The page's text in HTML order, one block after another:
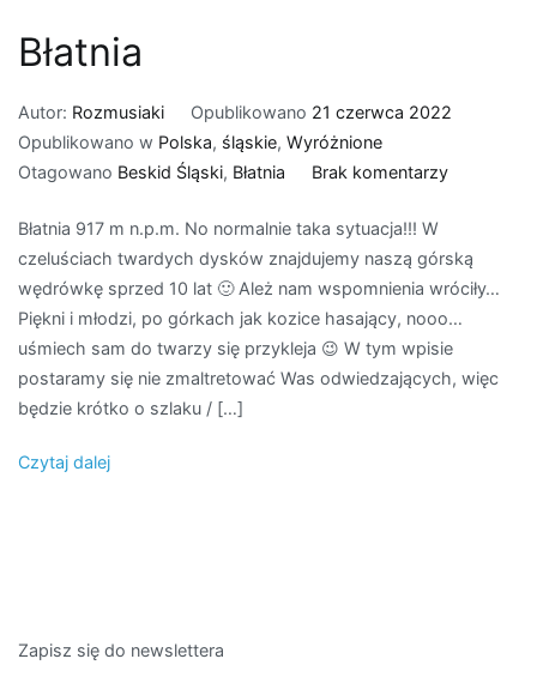
Błatnia
Autor: Rozmusiaki Opublikowano 21 czerwca 2022
Opublikowano w Polska, śląskie, Wyróżnione
Otagowano Beskid Śląski, Błatnia Brak komentarzydo
Błatnia 917 m n.p.m. No normalnie taka sytuacja!!! W
czeluściach twardych dysków znajdujemy naszą górską
wędrówkę sprzed 10 lat 🙂 Ależ nam wspomnienia wróciły…
Piękni i młodzi, po górkach jak kozice hasający, nooo…
uśmiech sam do twarzy się przykleja 😉 W tym wpisie
postaramy się nie zmaltretować Was odwiedzających, więc
będzie krótko o szlaku / […]
Czytaj dalej
Zapisz się do newslettera